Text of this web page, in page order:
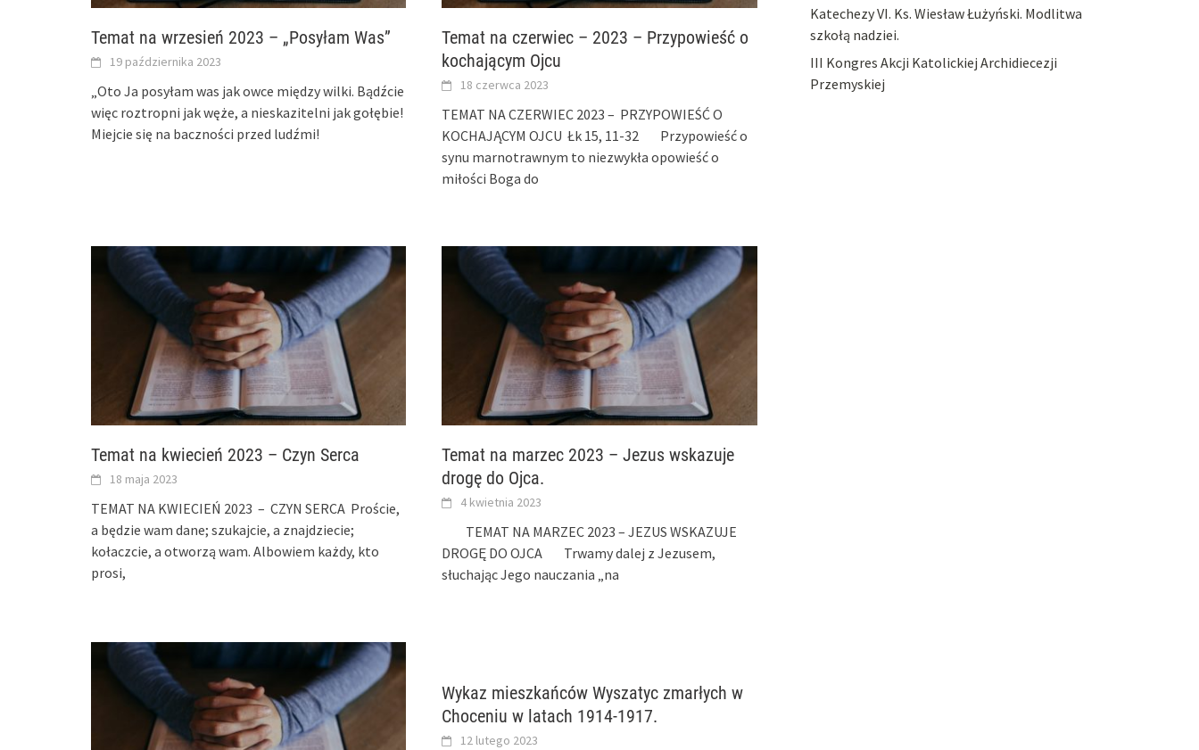
Temat na wrzesień 2023 – „Posyłam Was”
19 października 2023
„Oto Ja posyłam was jak owce między wilki. Bądźcie
więc roztropni jak węże, a nieskazitelni jak gołębie!
Miejcie się na baczności przed ludźmi!
Temat na czerwiec – 2023 – Przypowieść o
kochającym Ojcu
18 czerwca 2023
TEMAT NA CZERWIEC 2023 – PRZYPOWIEŚĆ O
KOCHAJĄCYM OJCU Łk 15, 11-32 Przypowieść o
synu marnotrawnym to niezwykła opowieść o
miłości Boga do
Temat na kwiecień 2023 – Czyn Serca
18 maja 2023
TEMAT NA KWIECIEŃ 2023 – CZYN SERCA Proście,
a będzie wam dane; szukajcie, a znajdziecie;
kołaczcie, a otworzą wam. Albowiem każdy, kto
prosi,
Temat na marzec 2023 – Jezus wskazuje
drogę do Ojca.
4 kwietnia 2023
TEMAT NA MARZEC 2023 – JEZUS WSKAZUJE
DROGĘ DO OJCA Trwamy dalej z Jezusem,
słuchając Jego nauczania „na
Wykaz mieszkańców Wyszatyc zmarłych w
Choceniu w latach 1914-1917.
12 lutego 2023
Katechezy VI. Ks. Wiesław Łużyński. Modlitwa
szkołą nadziei.
III Kongres Akcji Katolickiej Archidiecezji
Przemyskiej